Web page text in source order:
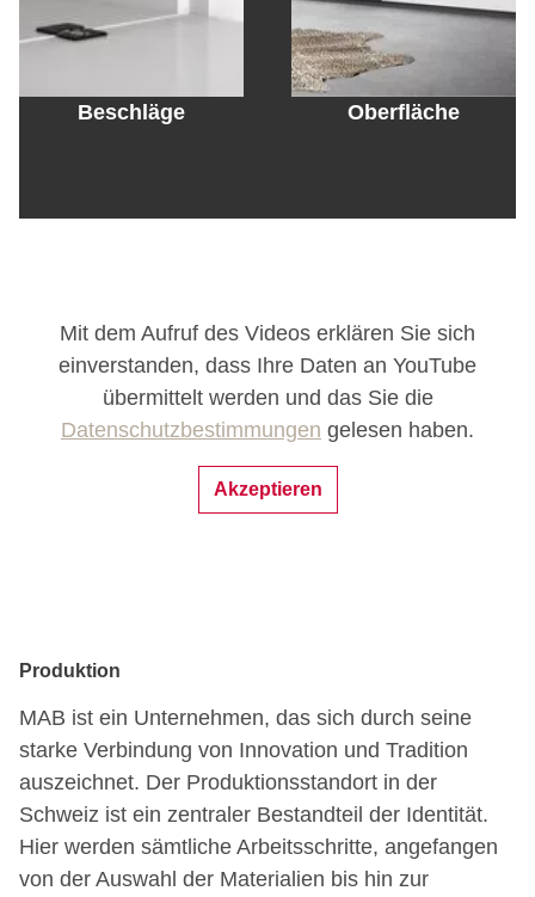
Beschläge Oberfläche
Mit dem Aufruf des Videos erklären Sie sich
einverstanden, dass Ihre Daten an YouTube
übermittelt werden und das Sie die
Datenschutzbestimmungen gelesen haben.
Akzeptieren
Produktion
MAB ist ein Unternehmen, das sich durch seine
starke Verbindung von Innovation und Tradition
auszeichnet. Der Produktionsstandort in der
Schweiz ist ein zentraler Bestandteil der Identität.
Hier werden sämtliche Arbeitsschritte, angefangen
von der Auswahl der Materialien bis hin zur